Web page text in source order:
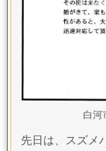
白河
先日は、スズメ